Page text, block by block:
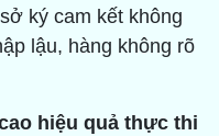
ký cam kết không
lậu, hàng không rõ
hiệu quả thực thi